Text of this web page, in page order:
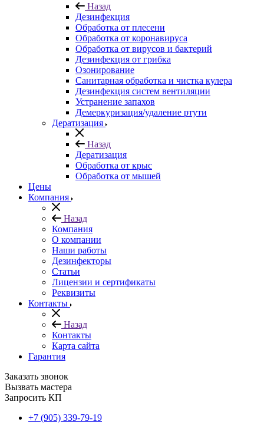
Назад
Дезинфекция
Обработка от плесени
Обработка от коронавируса
Обработка от вирусов и бактерий
Дезинфекция от грибка
Озонирование
Санитарная обработка и чистка кулера
Дезинфекция систем вентиляции
Устранение запахов
Демеркуризация/удаление ртути
Дератизация
Назад
Дератизация
Обработка от крыс
Обработка от мышей
Цены
Компания
Назад
Компания
О компании
Наши работы
Дезинфекторы
Статьи
Лицензии и сертификаты
Реквизиты
Контакты
Назад
Контакты
Карта сайта
Гарантия
Заказать звонок
Вызвать мастера
Запросить КП
+7 (905) 339-79-19